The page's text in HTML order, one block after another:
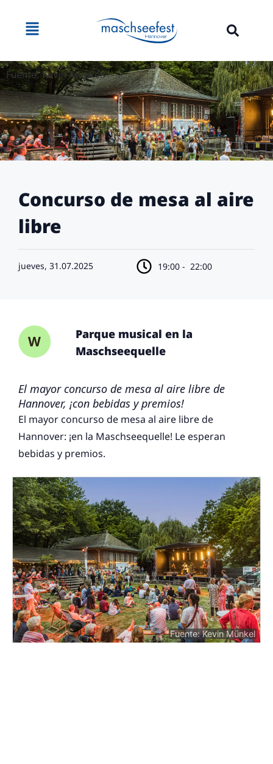
Fuente: Kevin Münkel
Concurso de mesa al aire
libre
jueves, 31.07.2025 19:00 - 22:00
Parque musical en la
Maschseequelle
El mayor concurso de mesa al aire libre de
Hannover, ¡con bebidas y premios!
El mayor concurso de mesa al aire libre de
Hannover: ¡en la Maschseequelle! Le esperan
bebidas y premios.
Fuente: Kevin Münkel